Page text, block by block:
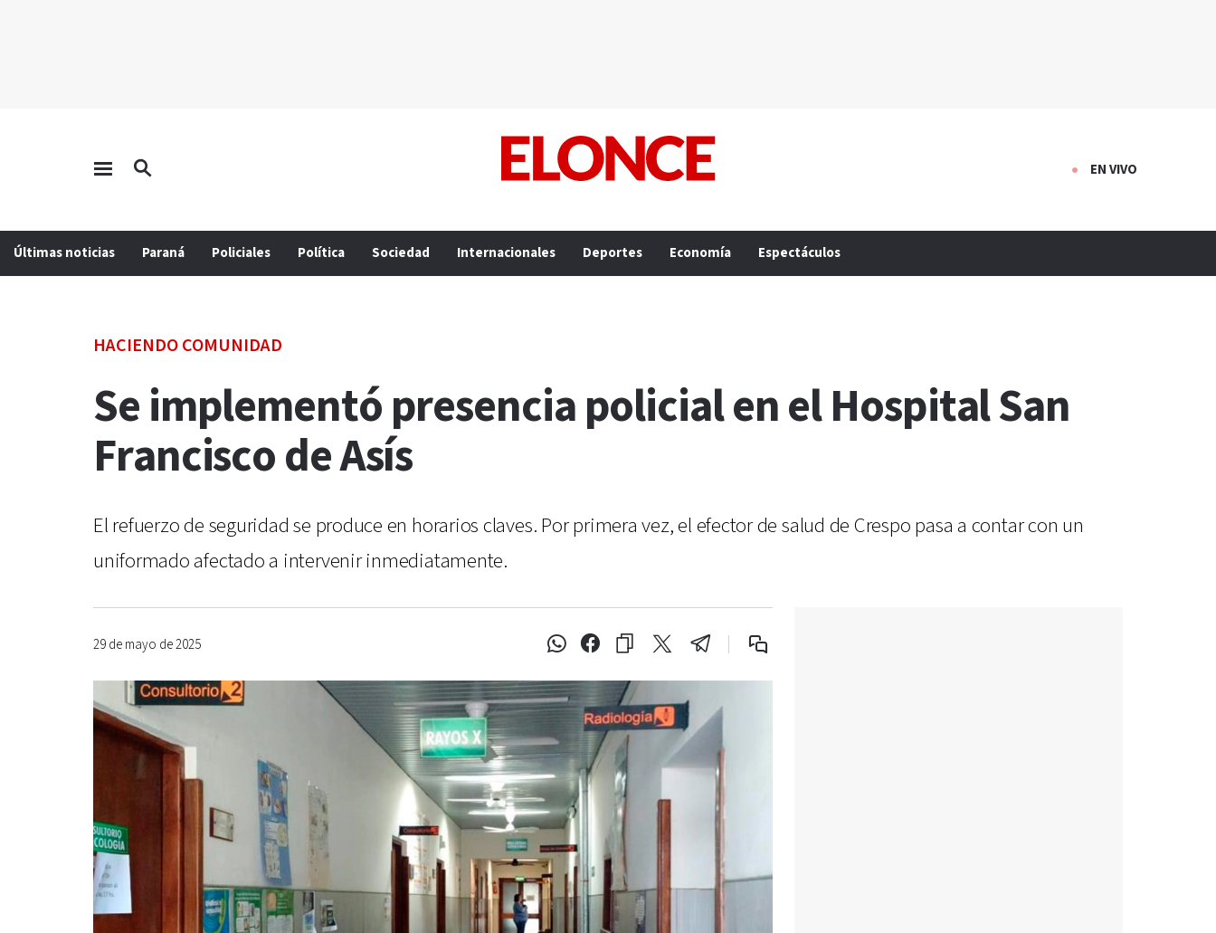
EN VIVO
Últimas noticias Paraná Policiales Política Sociedad Internacionales Deportes Economía Espectáculos
HACIENDO COMUNIDAD
Se implementó presencia policial en el Hospital San
Francisco de Asís
El refuerzo de seguridad se produce en horarios claves. Por primera vez, el efector de salud de Crespo pasa a contar con un
uniformado afectado a intervenir inmediatamente.
29 de mayo de 2025